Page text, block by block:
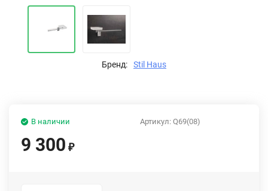
Бренд: Stil Haus
Артикул: Q69(08)
В наличии
9 300 ₽